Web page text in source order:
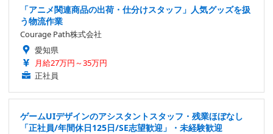
「アニメ関連商品の出荷・仕分けスタッフ」人気グッズを扱
う物流作業
Courage Path株式会社
愛知県
月給27万円～35万円
正社員
ゲームUIデザインのアシスタントスタッフ・残業ほぼなし
「正社員/年間休日125日/SE志望歓迎」・未経験歓迎